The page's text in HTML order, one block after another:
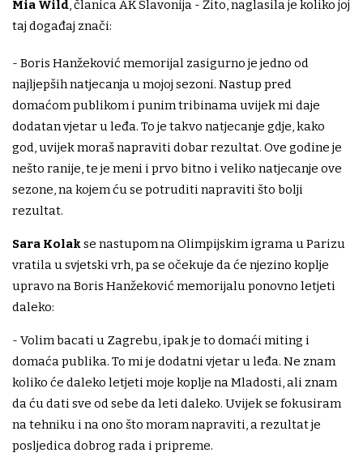
Mia Wild, članica AK Slavonija - Žito, naglasila je koliko joj
taj događaj znači:
- Boris Hanžeković memorijal zasigurno je jedno od
najljepših natjecanja u mojoj sezoni. Nastup pred
domaćom publikom i punim tribinama uvijek mi daje
dodatan vjetar u leđa. To je takvo natjecanje gdje, kako
god, uvijek moraš napraviti dobar rezultat. Ove godine je
nešto ranije, te je meni i prvo bitno i veliko natjecanje ove
sezone, na kojem ću se potruditi napraviti što bolji
rezultat.
Sara Kolakse nastupom na Olimpijskim igrama u Parizu
vratila u svjetski vrh, pa se očekuje da će njezino koplje
upravo na Boris Hanžeković memorijalu ponovno letjeti
daleko:
- Volim bacati u Zagrebu, ipak je to domaći miting i
domaća publika. To mi je dodatni vjetar u leđa. Ne znam
koliko će daleko letjeti moje koplje na Mladosti, ali znam
da ću dati sve od sebe da leti daleko. Uvijek se fokusiram
na tehniku i na ono što moram napraviti, a rezultat je
posljedica dobrog rada i pripreme.